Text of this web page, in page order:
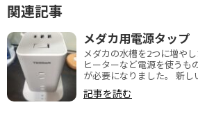
関連記事
メダカ用電源タップ
メダカの水槽を2つに増や
ヒーターなど電源を使うも
が必要になりました。 新し
記事を読む